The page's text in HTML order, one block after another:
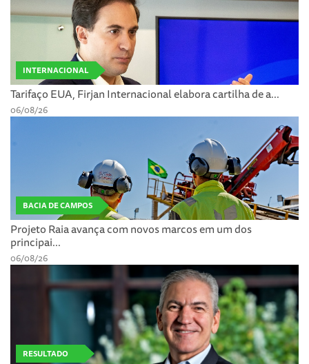
INTERNACIONAL
Tarifaço EUA, Firjan Internacional elabora cartilha de a...
06/08/26
BACIA DE CAMPOS
Projeto Raia avança com novos marcos em um dos
principai...
06/08/26
RESULTADO